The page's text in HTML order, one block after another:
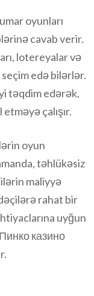
oyunları
cavab verir.
lotereyalar və
edə bilərlər.
təqdim edərək,
çalışır.
oyun
təhlükəsiz
maliyyə
rahat bir
uyğun
казино